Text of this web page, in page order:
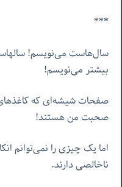
***
سال‌هاست می‌نویسم!
بیشتر می‌نویسم!
صفحات شیشه‌ای که
صحبت من هستند!
اما یک چیزی را نمی‌توانم
ناخالصی دارند.